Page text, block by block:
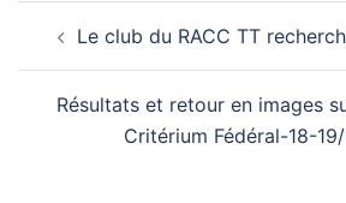
Navigation
d’article
Le club du RACC TT
Résultats et retour en images
Critérium Fédéral-18-